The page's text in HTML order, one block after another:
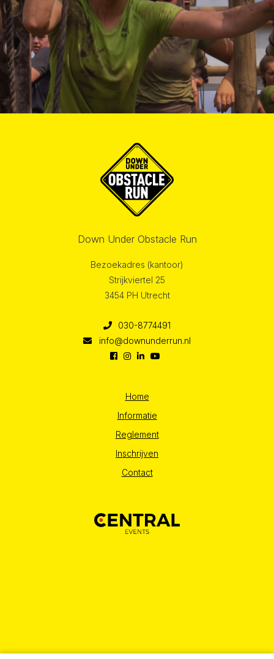
Down Under Obstacle Run
Bezoekadres (kantoor)
Strijkviertel 25
3454 PH Utrecht
030-8774491
info@downunderrun.nl
Home
Informatie
Reglement
Inschrijven
Contact